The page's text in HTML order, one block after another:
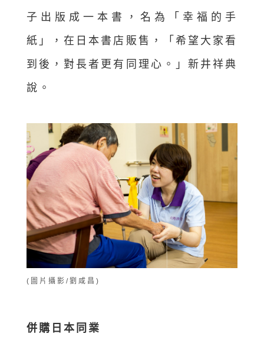
子出版成一本書，名為「幸福的手
紙」，在日本書店販售，「希望大家看
到後，對長者更有同理心。」新井祥典
說。
(圖片攝影/劉咸昌)
併購日本同業